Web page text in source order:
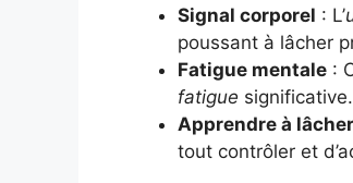
Signal corporel : L’
poussant à lâcher
Fatigue mentale :
fatigue significative.
Apprendre à
tout contrôler et